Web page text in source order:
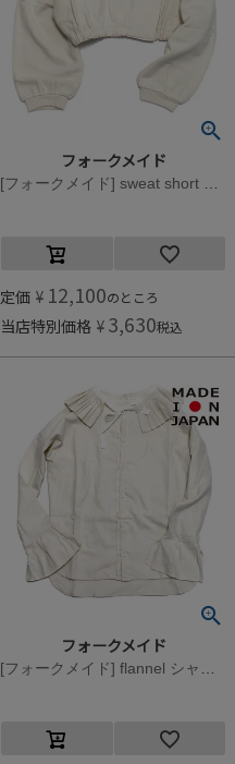
フォークメイド
[フォークメイド] sweat short ブルゾン アイボリー
定価 ¥ 12,100のところ
当店特別価格 ¥ 3,630税込
フォークメイド
[フォークメイド] flannel シャツ アイボリー